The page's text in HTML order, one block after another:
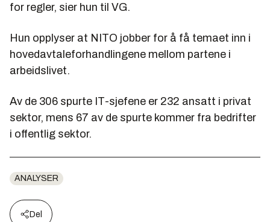
for regler, sier hun til VG.
Hun opplyser at NITO jobber for å få temaet inn i
hovedavtaleforhandlingene mellom partene i
arbeidslivet.
Av de 306 spurte IT-sjefene er 232 ansatt i privat
sektor, mens 67 av de spurte kommer fra bedrifter
i offentlig sektor.
ANALYSER
Del